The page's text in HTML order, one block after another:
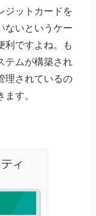
ジットカードを
ないというケー
利ですよね。も
テムが構築され
理されているの
す。